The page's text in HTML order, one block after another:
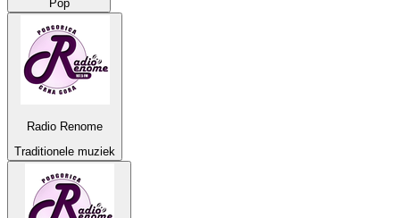
Pop
Radio Renome
Traditionele muziek